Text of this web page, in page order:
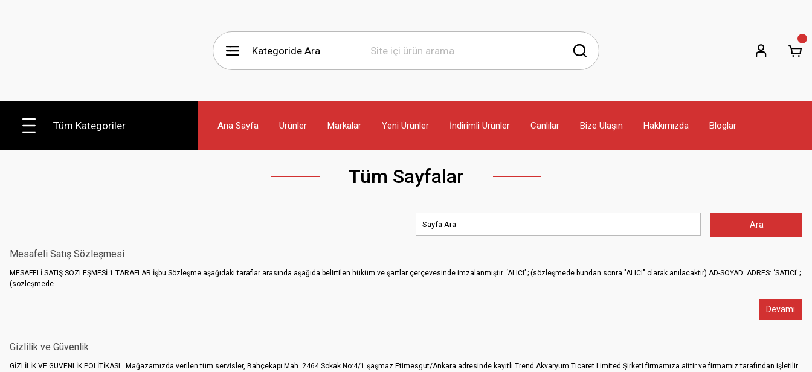
Tüm Kategoriler Ana Sayfa Ürünler Markalar Yeni Ürünler İndirimli Ürünler Canlılar Bize Ulaşın Hakkımızda Bloglar
Tüm Sayfalar
Mesafeli Satış Sözleşmesi
MESAFELİ SATIŞ SÖZLEŞMESİ 1.TARAFLAR İşbu Sözleşme aşağıdaki taraflar arasında aşağıda belirtilen hüküm ve şartlar çerçevesinde imzalanmıştır. ‘ALICI’ ; (sözleşmede bundan sonra "ALICI" olarak anılacaktır) AD-SOYAD: ADRES: ‘SATICI’ ;
(sözleşmede ...
Devamı
Gizlilik ve Güvenlik
GİZLİLİK VE GÜVENLİK POLİTİKASI Mağazamızda verilen tüm servisler, Bahçekapı Mah. 2464.Sokak No:4/1 şaşmaz Etimesgut/Ankara adresinde kayıtlı Trend Akvaryum Ticaret Limited Şirketi firmamıza aittir ve firmamız tarafından işletilir.